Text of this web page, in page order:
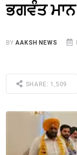
ਭਗਵੰਤ
BYAAKSH NEWS
SHARE: 1,509